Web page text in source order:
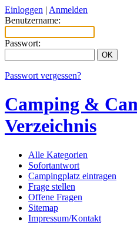
Einloggen | Anmelden
Benutzername:
Passwort:
Passwort vergessen?
Camping &
Verzeichnis
Alle Kategorien
Sofortantwort
Campingplatz eintragen
Frage stellen
Offene Fragen
Sitemap
Impressum/Kontakt